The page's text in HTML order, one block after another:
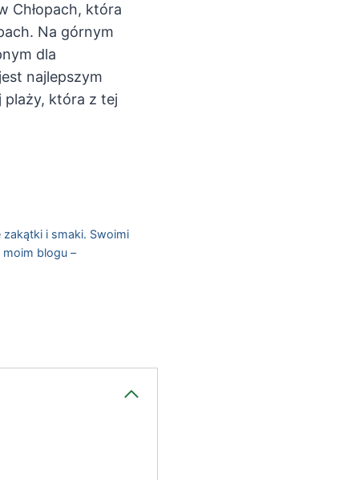
Chłopach, która
Na górnym
dla
najlepszym
plaży, która z tej
i smaki. Swoimi
blogu –